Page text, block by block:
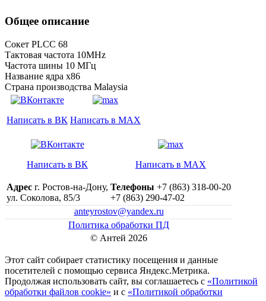
Общее описание
Сокет PLCC 68
Тактовая частота 10MHz
Частота шины 10 МГц
Название ядра x86
Страна производства Malaysia
Написать в ВК Написать в MAX
Написать в ВК Написать в MAX
Адрес г. Ростов-на-Дону,
ул. Соколова, 85/3
Телефоны +7 (863) 318-00-20
+7 (863) 290-47-02
anteyrostov@yandex.ru
Политика обработки ПД
© Антей 2026
Этот сайт собирает статистику посещения и данные
посетителей c помощью сервиса Яндекс.Метрика.
Продолжая использовать сайт, вы соглашаетесь с «Политикой
обработки файлов cookie» и с «Политикой обработки